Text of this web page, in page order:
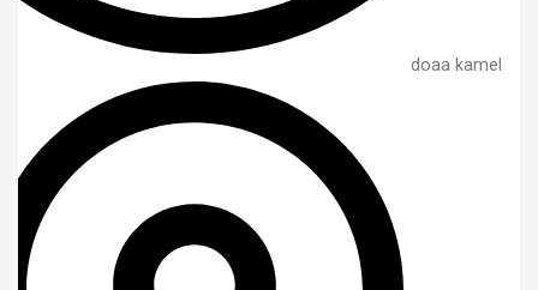
doaa kamel